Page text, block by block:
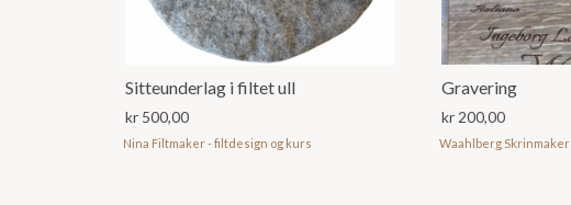
Sitteunderlag i filtet ull
kr 500,00
Nina Filtmaker - filtdesign og kurs
Gravering
kr 200,00
Waahlberg Skrinmaker